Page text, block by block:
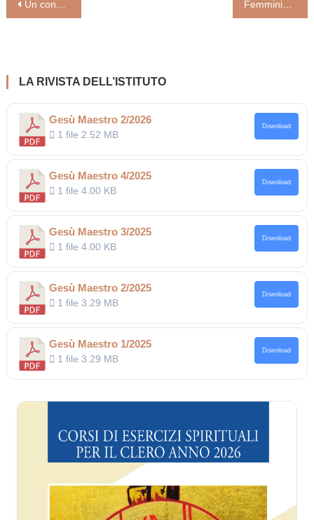
Un convegno lo ha ricordato a cinquant’anni dalla morte. Jacques Maritain filosofo per il domani Femminicidi. Lo Psicanalista Massimo Recalcati: «Narcisismo e depressione sulle braci del patriarcato»
LA RIVISTA DELL’ISTITUTO
Gesù Maestro 2/2026
1 file 2.52 MB
Download
Gesù Maestro 4/2025
1 file4.00 KB
Download
Gesù Maestro 3/2025
1 file4.00 KB
Download
Gesù Maestro 2/2025
1 file3.29 MB
Download
Gesù Maestro 1/2025
1 file3.29 MB
Download